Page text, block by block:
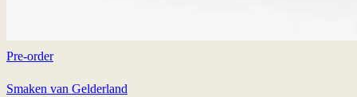
Pre-order
Smaken van Gelderland